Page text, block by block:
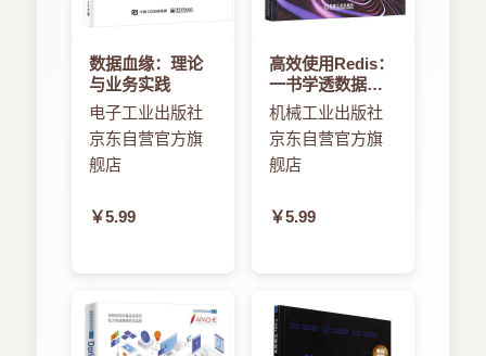
数据血缘：理论
与业务实践
电子工业出版社
京东自营官方旗
舰店
￥5.99
高效使用Redis：
一书学透数据存
储与高可用集群
机械工业出版社
京东自营官方旗
舰店
￥5.99